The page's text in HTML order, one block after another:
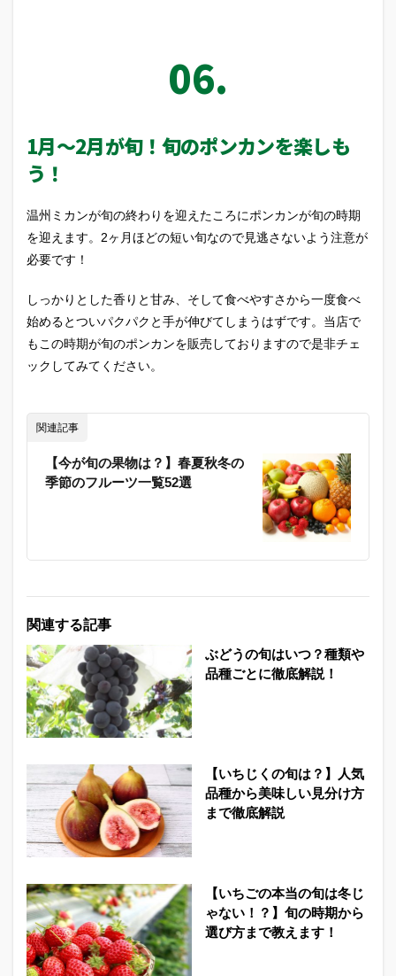
1月～2月が旬！旬のポンカンを楽しも
う！
温州ミカンが旬の終わりを迎えたころにポンカンが旬の時期
を迎えます。2ヶ月ほどの短い旬なので見逃さないよう注意が
必要です！
しっかりとした香りと甘み、そして食べやすさから一度食べ
始めるとついパクパクと手が伸びてしまうはずです。当店で
もこの時期が旬のポンカンを販売しておりますので是非チェ
ックしてみてください。
関連記事
【今が旬の果物は？】春夏秋冬の
季節のフルーツ一覧52選
関連する記事
ぶどうの旬はいつ？種類や
品種ごとに徹底解説！
【いちじくの旬は？】人気
品種から美味しい見分け方
まで徹底解説
【いちごの本当の旬は冬じ
ゃない！？】旬の時期から
選び方まで教えます！